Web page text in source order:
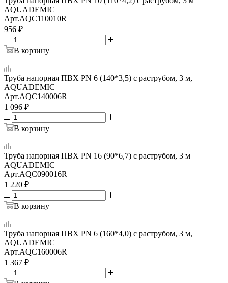
AQUADEMIC
Арт.AQC110010R
956 ₽
В корзину
Труба напорная ПВХ PN 6 (140*3,5) с раструбом, 3 м,
AQUADEMIC
Арт.AQC140006R
1 096 ₽
В корзину
Труба напорная ПВХ PN 16 (90*6,7) с раструбом, 3 м
AQUADEMIC
Арт.AQC090016R
1 220 ₽
В корзину
Труба напорная ПВХ PN 6 (160*4,0) с раструбом, 3 м,
AQUADEMIC
Арт.AQC160006R
1 367 ₽